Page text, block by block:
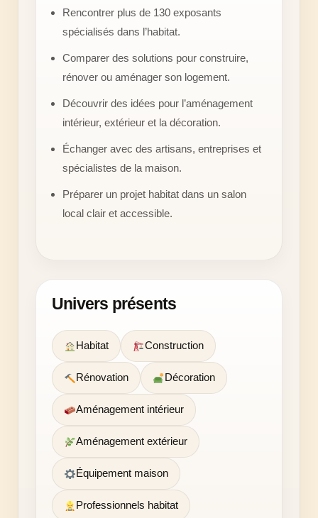
Rencontrer plus de 130 exposants
spécialisés dans l’habitat.
Comparer des solutions pour construire,
rénover ou aménager son logement.
Découvrir des idées pour l’aménagement
intérieur, extérieur et la décoration.
Échanger avec des artisans, entreprises et
spécialistes de la maison.
Préparer un projet habitat dans un salon
local clair et accessible.
Univers présents
Habitat Construction
Rénovation Décoration
Aménagement intérieur
Aménagement extérieur
Équipement maison
Professionnels habitat